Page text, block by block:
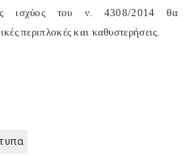
ισχύος του ν. 4308/2014 θα
περιπλοκές και καθυστερήσεις.